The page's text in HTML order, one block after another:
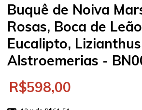
Buquê de Noiva
Rosas, Boca de
Eucalipto,
Alstroemerias -
R$598,00